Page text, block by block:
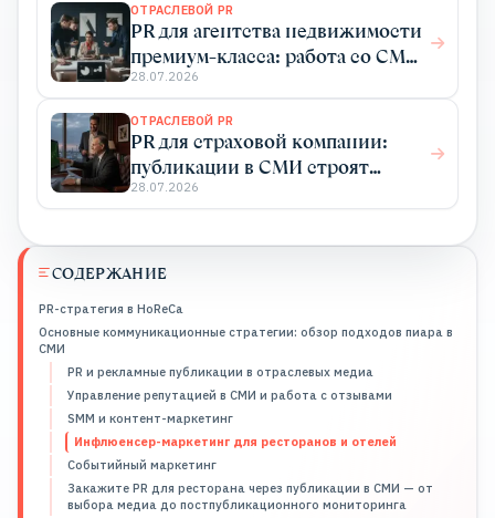
СОДЕРЖАНИЕ
PR-стратегия в HoReCa
Основные коммуникационные стратегии: обзор подходов пиара в
СМИ
PR и рекламные публикации в отраслевых медиа
Управление репутацией в СМИ и работа с отзывами
SMM и контент-маркетинг
Инфлюенсер-маркетинг для ресторанов и отелей
Событийный маркетинг
Закажите PR для ресторана через публикации в СМИ — от
выбора медиа до постпубликационного мониторинга
ОТРАСЛЕВОЙ PR
PR для агентства недвижимости
премиум-класса: работа со СМИ
как инструмент продаж
28.07.2026
ОТРАСЛЕВОЙ PR
PR для страховой компании:
публикации в СМИ строят
доверие и приводят клиентов
28.07.2026